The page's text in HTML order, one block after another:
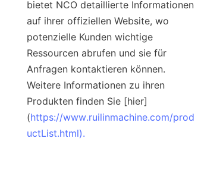
bietet NCO detaillierte Informationen
auf ihrer offiziellen Website, wo
potenzielle Kunden wichtige
Ressourcen abrufen und sie für
Anfragen kontaktieren können.
Weitere Informationen zu ihren
Produkten finden Sie [hier]
(https://www.ruilinmachine.com/prod
uctList.html).